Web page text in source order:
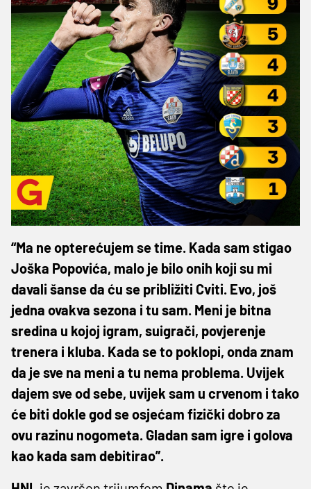
“Ma ne opterećujem se time. Kada sam stigao
Joška Popovića, malo je bilo onih koji su mi
davali šanse da ću se približiti Cviti. Evo, još
jedna ovakva sezona i tu sam. Meni je bitna
sredina u kojoj igram, suigrači, povjerenje
trenera i kluba. Kada se to poklopi, onda znam
da je sve na meni a tu nema problema. Uvijek
dajem sve od sebe, uvijek sam u crvenom i tako
će biti dokle god se osjećam fizički dobro za
ovu razinu nogometa. Gladan sam igre i golova
kao kada sam debitirao”.